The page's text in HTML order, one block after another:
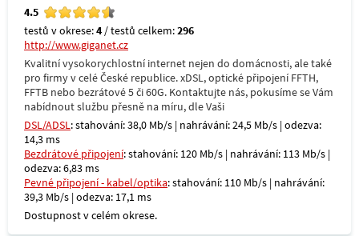
4.5
testů v okrese:4 / testů celkem:296
http://www.giganet.cz
Kvalitní vysokorychlostní internet nejen do domácnosti, ale také
pro firmy v celé České republice. xDSL, optické připojení FFTH,
FFTB nebo bezrátové 5 či 60G. Kontaktujte nás, pokusíme se Vám
nabídnout službu přesně na míru, dle Vaši
DSL/ADSL: stahování: 38,0 Mb/s | nahrávání: 24,5 Mb/s | odezva:
14,3 ms
Bezdrátové připojení: stahování: 120 Mb/s | nahrávání: 113 Mb/s |
odezva: 6,83 ms
Pevné připojení - kabel/optika: stahování: 110 Mb/s | nahrávání:
39,3 Mb/s | odezva: 17,1 ms
Dostupnost v celém okrese.